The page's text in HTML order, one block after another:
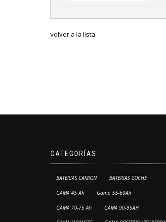
volver a la lista
CATEGORÍAS
BATERIAS CAMION BATERIAS COCHE
GAMA 45 Ah Gama 55-60Ah
GAMA 70-75 Ah GAMA 90-95AH